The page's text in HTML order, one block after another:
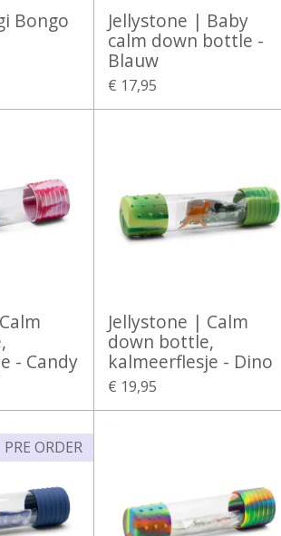
Bongo
Jellystone | Baby
calm down bottle -
Blauw
€ 17,95
- Candy
Jellystone | Calm
down bottle,
kalmeerflesje - Dino
€ 19,95
PRE ORDER